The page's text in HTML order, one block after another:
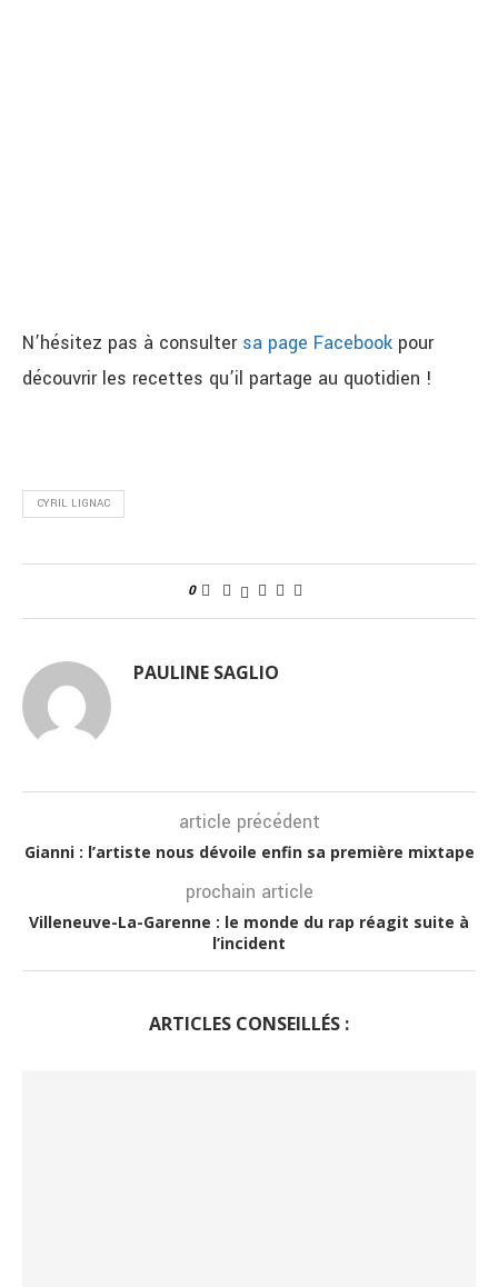
N’hésitez pas à consulter sa page Facebook pour
découvrir les recettes qu’il partage au quotidien !
CYRIL LIGNAC
0
PAULINE SAGLIO
article précédent
Gianni : l’artiste nous dévoile enfin sa première mixtape
prochain article
Villeneuve-La-Garenne : le monde du rap réagit suite à
l’incident
ARTICLES CONSEILLÉS :